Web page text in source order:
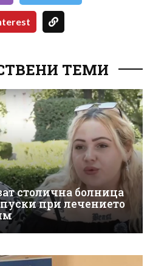
ТЕМИ
столична болница
при лечението